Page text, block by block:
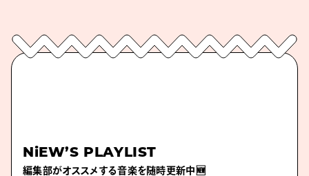
NiEW’S PLAYLIST
編集部がオススメする音楽を随時更新中🆕